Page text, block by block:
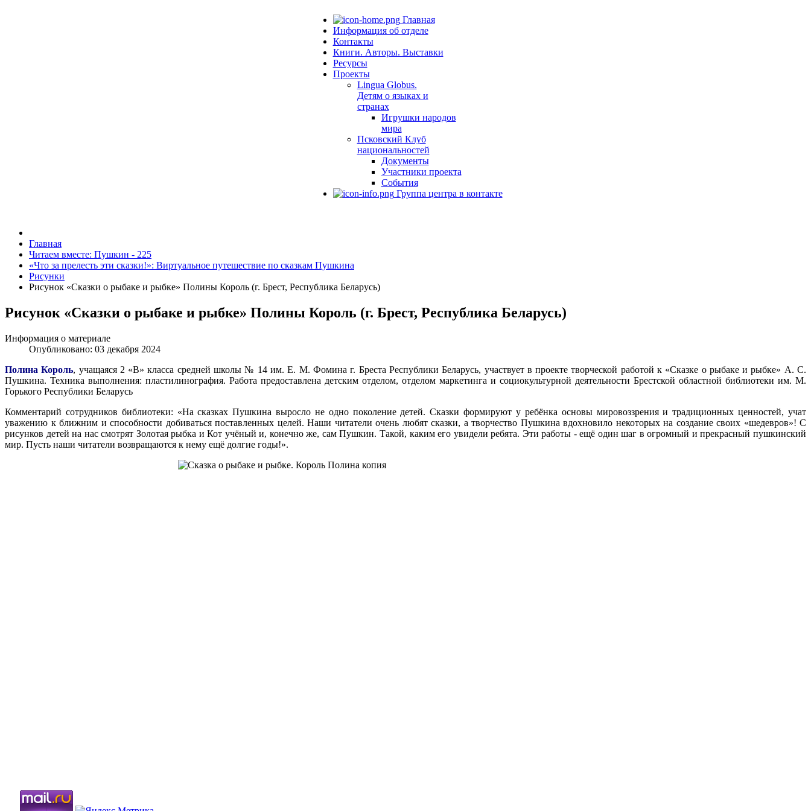
Главная
Информация об отделе
Контакты
Книги. Авторы. Выставки
Ресурсы
Проекты
Lingua Globus.
Детям о языках и
странах
Игрушки народов
мира
Псковский Клуб
национальностей
Документы
Участники проекта
События
Группа центра в контакте
Главная
Читаем вместе: Пушкин - 225
«Что за прелесть эти сказки!»: Виртуальное путешествие по сказкам Пушкина
Рисунки
Рисунок «Сказки о рыбаке и рыбке» Полины Король (г. Брест, Республика Беларусь)
Рисунок «Сказки о рыбаке и рыбке» Полины Король (г. Брест, Республика Беларусь)
Информация о материале
Опубликовано: 03 декабря 2024
Полина Король, учащаяся 2 «В» класса средней школы № 14 им. Е. М. Фомина г. Бреста Республики Беларусь, участвует в проекте творческой работой к «Сказке о рыбаке и рыбке» А. С.
Пушкина. Техника выполнения: пластилинография. Работа предоставлена детским отделом, отделом маркетинга и социокультурной деятельности Брестской областной библиотеки им. М.
Горького Республики Беларусь
Комментарий сотрудников библиотеки: «На сказках Пушкина выросло не одно поколение детей. Сказки формируют у ребёнка основы мировоззрения и традиционных ценностей, учат
уважению к ближним и способности добиваться поставленных целей. Наши читатели очень любят сказки, а творчество Пушкина вдохновило некоторых на создание своих «шедевров»! С
рисунков детей на нас смотрят Золотая рыбка и Кот учёный и, конечно же, сам Пушкин. Такой, каким его увидели ребята. Эти работы - ещё один шаг в огромный и прекрасный пушкинский
мир. Пусть наши читатели возвращаются к нему ещё долгие годы!».